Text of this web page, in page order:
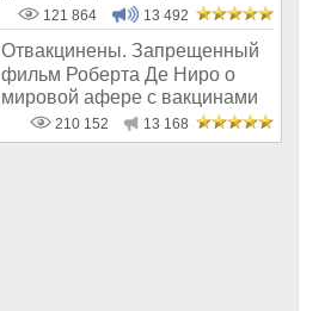
рассказывают в шк
121 864 13 492
Отвакцинены. Запрещенный
фильм Роберта Де Ниро о
мировой афере с вакцинами
210 152 13 168